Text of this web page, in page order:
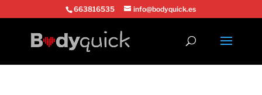
663816535 info@bodyquick.es